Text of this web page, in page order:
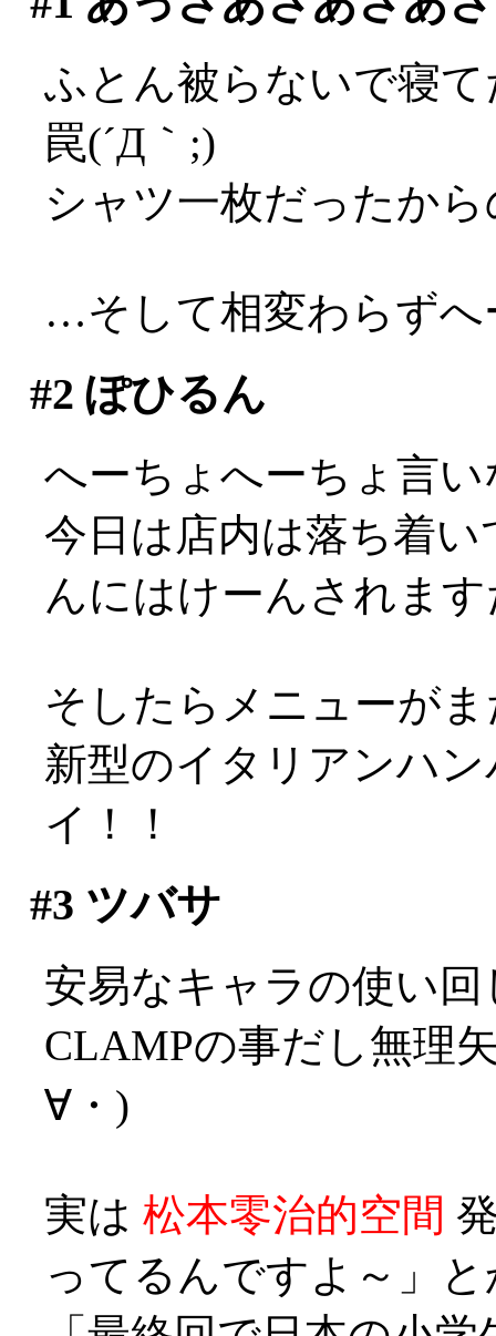
ふとん被らないで寝
罠(´Д｀;)
シャツ一枚だったから
…そして相変わらずへ
#2 ぽひるん
へーちょへーちょ言
今日は店内は落ち着
んにはけーんされます
そしたらメニューが
新型のイタリアンハ
イ！！
#3 ツバサ
安易なキャラの使い
CLAMPの事だし無理
∀・)
実は 松本零治的空間
ってるんですよ～」